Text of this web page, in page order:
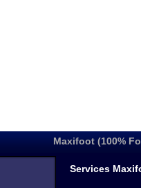
Maxifoot (100%
Services